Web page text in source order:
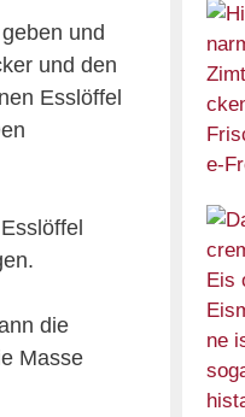
und
und den
Esslöffel
die
Masse